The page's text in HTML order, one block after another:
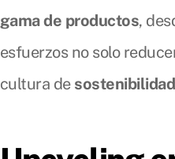
gama de productos,
esfuerzos no solo
cultura de sostenibilidad